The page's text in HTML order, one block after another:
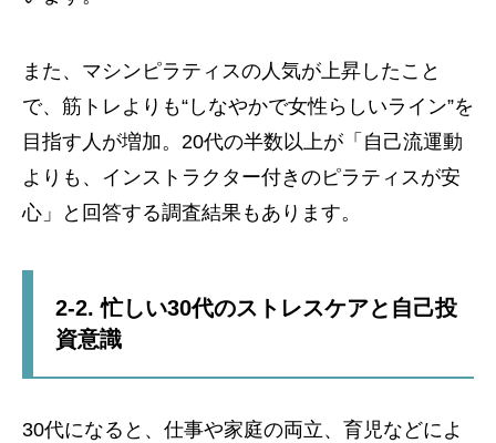
また、マシンピラティスの人気が上昇したこと
で、筋トレよりも“しなやかで女性らしいライン”を
目指す人が増加。20代の半数以上が「自己流運動
よりも、インストラクター付きのピラティスが安
心」と回答する調査結果もあります。
2-2. 忙しい30代のストレスケアと自己投
資意識
30代になると、仕事や家庭の両立、育児などによ